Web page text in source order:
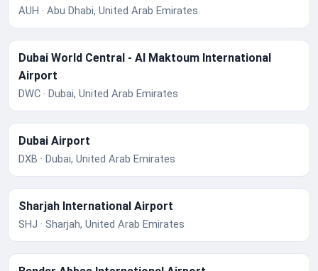
AUH · Abu Dhabi, United Arab Emirates
Dubai World Central - Al Maktoum International
Airport
DWC · Dubai, United Arab Emirates
Dubai Airport
DXB · Dubai, United Arab Emirates
Sharjah International Airport
SHJ · Sharjah, United Arab Emirates